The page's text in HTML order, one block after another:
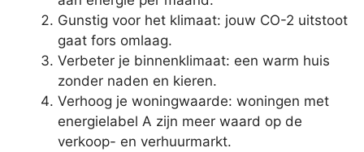
Gunstig voor het klimaat: jouw CO-2 uitstoot
gaat fors omlaag.
Verbeter je binnenklimaat: een warm huis
zonder naden en kieren.
Verhoog je woningwaarde: woningen met
energielabel A zijn meer waard op de
verkoop- en verhuurmarkt.